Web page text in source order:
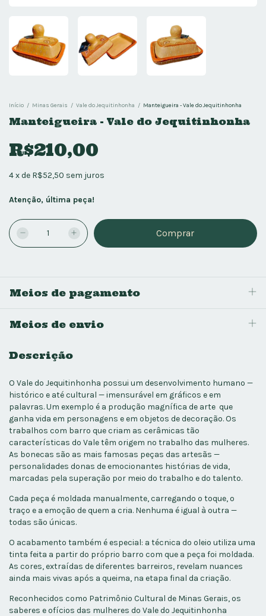
Início / Minas Gerais / Vale do Jequitinhonha / Manteigueira - Vale do Jequitinhonha
Manteigueira - Vale do Jequitinhonha
R$210,00
4xde R$52,50 sem juros
Atenção, última peça!
Meios de pagamento
Meios de envio
Descrição
O Vale do Jequitinhonha possui um desenvolvimento humano —
histórico e até cultural — imensurável em gráficos e em
palavras. Um exemplo é a produção magnífica de arte que
ganha vida em personagens e em objetos de decoração. Os
trabalhos com barro que criam as cerâmicas tão
características do Vale têm origem no trabalho das mulheres.
As bonecas são as mais famosas peças das artesãs —
personalidades donas de emocionantes histórias de vida,
marcadas pela superação por meio do trabalho e do talento.
Cada peça é moldada manualmente, carregando o toque, o
traço e a emoção de quem a cria. Nenhuma é igual à outra —
todas são únicas.
O acabamento também é especial: a técnica do oleio utiliza uma
tinta feita a partir do próprio barro com que a peça foi moldada.
As cores, extraídas de diferentes barreiros, revelam nuances
ainda mais vivas após a queima, na etapa final da criação.
Reconhecidos como Patrimônio Cultural de Minas Gerais, os
saberes e ofícios das mulheres do Vale do Jequitinhonha